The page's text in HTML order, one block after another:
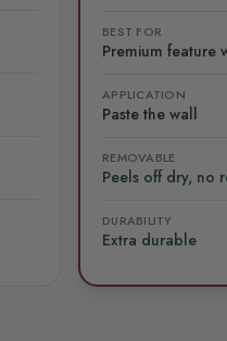
BEST FOR
Premium feature
APPLICATION
Paste the wall
REMOVABLE
Peels off dry, no
DURABILITY
Extra durable